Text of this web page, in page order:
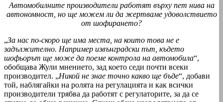
Автомобилните производители работят върху пет нива на
автономност, но ще можем ли да жертваме удоволствието
от шофирането?
„За нас по-скоро ще има места, на които това не е
задължително. Например извънградски път, където
шофьорът ще може да поеме контрола на автомобила“,
обобщава Жули мнението, зад което седи почти всеки
производител. „Никой не знае точно какво ще бъде“, добави
той, наблягайки на ролята на регулацията и как всички
производители трябва да работят с регулаторите, за да се